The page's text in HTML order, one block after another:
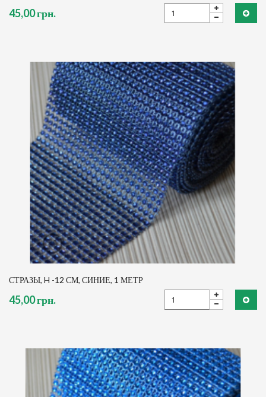
45,00 грн.
СТРАЗЫ, H -12 СМ, СИНИЕ, 1 МЕТР
45,00 грн.